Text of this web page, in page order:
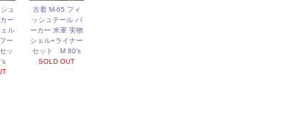
ュ
ー
ル
ー
ッ
古着 M-65 フィ
ッシュテール パ
ーカー 米軍 実物
シェル+ライナー
セット M 80’s
SOLD OUT